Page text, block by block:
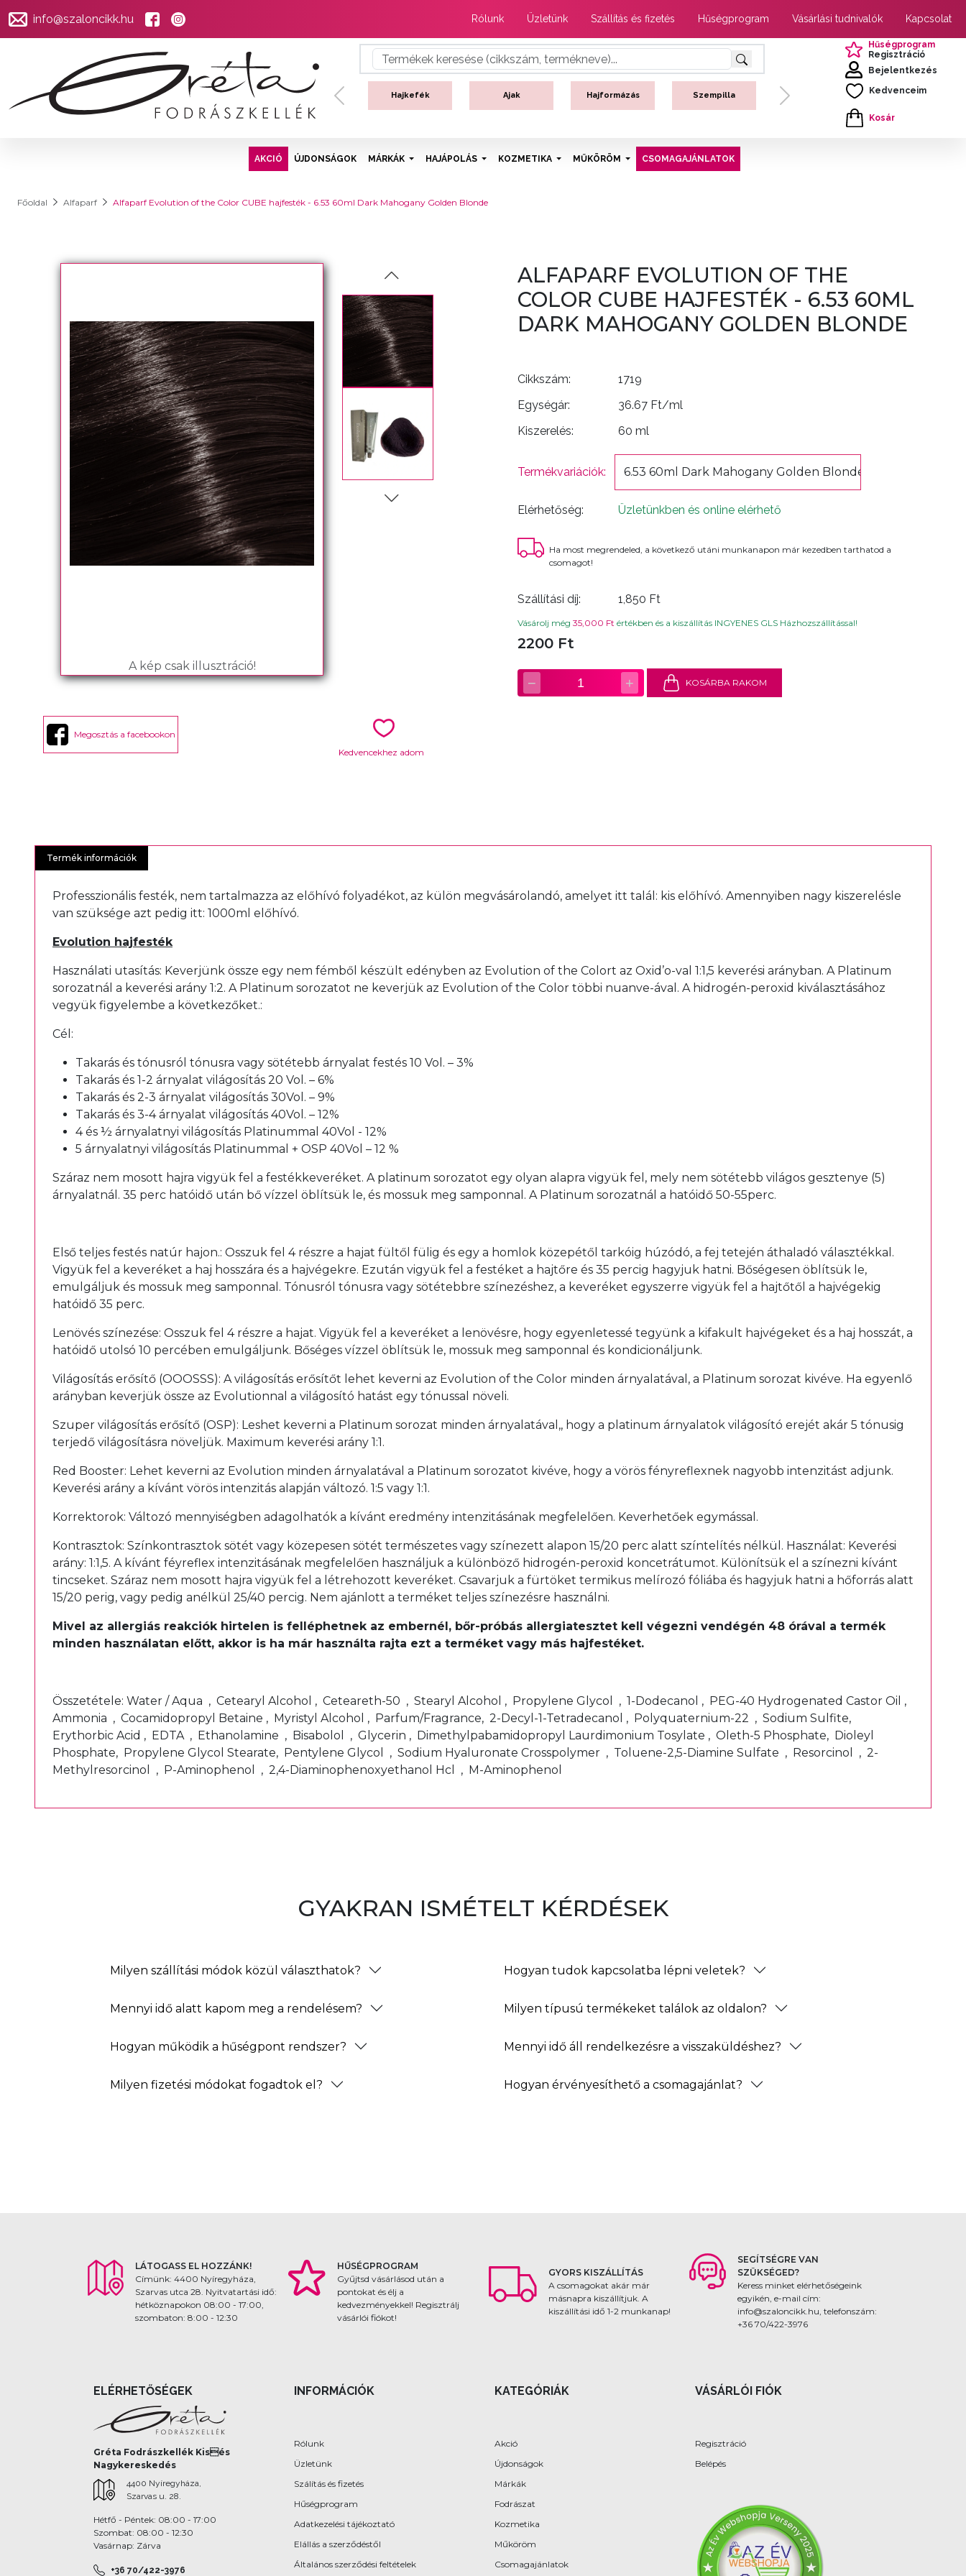
info@szaloncikk.hu Rólunk Üzletünk Szállítás és fizetés Hűségprogram Vásárlási tudnivalók Kapcsolat
Hajkefék Ajak Hajformázás Szempilla
Previous Next
Hűségprogram
Regisztráció
Bejelentkezés
Kedvenceim
Kosár
AKCIÓ ÚJDONSÁGOK MÁRKÁK HAJÁPOLÁS KOZMETIKA MŰKÖRÖM CSOMAGAJÁNLATOK
Főoldal Alfaparf Alfaparf Evolution of the Color CUBE hajfesték - 6.53 60ml Dark Mahogany Golden Blonde
A kép csak illusztráció!
Megosztás a facebookon
Kedvencekhez adom
ALFAPARF EVOLUTION OF THE
COLOR CUBE HAJFESTÉK - 6.53 60ML
DARK MAHOGANY GOLDEN BLONDE
Cikkszám:
1719
Egységár:
36.67 Ft/ml
Kiszerelés:
60 ml
Termékvariációk: 6.53 60ml Dark Mahogany Golden Blonde
Elérhetőség: Üzletünkben és online elérhető
Ha most megrendeled, a következő utáni munkanapon már kezedben tarthatod a
csomagot!
Szállítási díj: 1,850 Ft
Vásárolj még 35,000 Ft értékben és a kiszállítás INGYENES GLS Házhozszállítással!
2200 Ft
− 1 + KOSÁRBA RAKOM
Termék információk
Professzionális festék, nem tartalmazza az előhívó folyadékot, az külön megvásárolandó, amelyet itt talál: kis előhívó. Amennyiben nagy kiszerelésle
van szüksége azt pedig itt: 1000ml előhívó.
Evolution hajfesték
Használati utasítás: Keverjünk össze egy nem fémből készült edényben az Evolution of the Colort az Oxid’o-val 1:1,5 keverési arányban. A Platinum
sorozatnál a keverési arány 1:2. A Platinum sorozatot ne keverjük az Evolution of the Color többi nuanve-ával. A hidrogén-peroxid kiválasztásához
vegyük figyelembe a következőket.:
Cél:
Takarás és tónusról tónusra vagy sötétebb árnyalat festés 10 Vol. – 3%
Takarás és 1-2 árnyalat világosítás 20 Vol. – 6%
Takarás és 2-3 árnyalat világosítás 30Vol. – 9%
Takarás és 3-4 árnyalat világosítás 40Vol. – 12%
4 és ½ árnyalatnyi világosítás Platinummal 40Vol - 12%
5 árnyalatnyi világosítás Platinummal + OSP 40Vol – 12 %
Száraz nem mosott hajra vigyük fel a festékkeveréket. A platinum sorozatot egy olyan alapra vigyük fel, mely nem sötétebb világos gesztenye (5)
árnyalatnál. 35 perc hatóidő után bő vízzel öblítsük le, és mossuk meg samponnal. A Platinum sorozatnál a hatóidő 50-55perc.
Első teljes festés natúr hajon.: Osszuk fel 4 részre a hajat fültől fülig és egy a homlok közepétől tarkóig húzódó, a fej tetején áthaladó választékkal.
Vigyük fel a keveréket a haj hosszára és a hajvégekre. Ezután vigyük fel a festéket a hajtőre és 35 percig hagyjuk hatni. Bőségesen öblítsük le,
emulgáljuk és mossuk meg samponnal. Tónusról tónusra vagy sötétebbre színezéshez, a keveréket egyszerre vigyük fel a hajtőtől a hajvégekig
hatóidő 35 perc.
Lenövés színezése: Osszuk fel 4 részre a hajat. Vigyük fel a keveréket a lenövésre, hogy egyenletessé tegyünk a kifakult hajvégeket és a haj hosszát, a
hatóidő utolsó 10 percében emulgáljunk. Bőséges vízzel öblítsük le, mossuk meg samponnal és kondicionáljunk.
Világosítás erősítő (OOOSSS): A világosítás erősítőt lehet keverni az Evolution of the Color minden árnyalatával, a Platinum sorozat kivéve. Ha egyenlő
arányban keverjük össze az Evolutionnal a világosító hatást egy tónussal növeli.
Szuper világosítás erősítő (OSP): Leshet keverni a Platinum sorozat minden árnyalatával,, hogy a platinum árnyalatok világosító erejét akár 5 tónusig
terjedő világosításra növeljük. Maximum keverési arány 1:1.
Red Booster: Lehet keverni az Evolution minden árnyalatával a Platinum sorozatot kivéve, hogy a vörös fényreflexnek nagyobb intenzitást adjunk.
Keverési arány a kívánt vörös intenzitás alapján változó. 1:5 vagy 1:1.
Korrektorok: Változó mennyiségben adagolhatók a kívánt eredmény intenzitásának megfelelően. Keverhetőek egymással.
Kontrasztok: Színkontrasztok sötét vagy közepesen sötét természetes vagy színezett alapon 15/20 perc alatt színtelítés nélkül. Használat: Keverési
arány: 1:1,5. A kívánt féyreflex intenzitásának megfelelően használjuk a különböző hidrogén-peroxid koncetrátumot. Különítsük el a színezni kívánt
tincseket. Száraz nem mosott hajra vigyük fel a létrehozott keveréket. Csavarjuk a fürtöket termikus melírozó fóliába és hagyjuk hatni a hőforrás alatt
15/20 perig, vagy pedig anélkül 25/40 percig. Nem ajánlott a terméket teljes színezésre használni.
Mivel az allergiás reakciók hirtelen is felléphetnek az embernél, bőr-próbás allergiatesztet kell végezni vendégén 48 órával a termék
minden használatan előtt, akkor is ha már használta rajta ezt a terméket vagy más hajfestéket.
Összetétele: Water / Aqua , Cetearyl Alcohol , Ceteareth-50 , Stearyl Alcohol , Propylene Glycol , 1-Dodecanol , PEG-40 Hydrogenated Castor Oil ,
Ammonia , Cocamidopropyl Betaine , Myristyl Alcohol , Parfum/Fragrance, 2-Decyl-1-Tetradecanol , Polyquaternium-22 , Sodium Sulfite,
Erythorbic Acid , EDTA , Ethanolamine , Bisabolol , Glycerin , Dimethylpabamidopropyl Laurdimonium Tosylate , Oleth-5 Phosphate, Dioleyl
Phosphate, Propylene Glycol Stearate, Pentylene Glycol , Sodium Hyaluronate Crosspolymer , Toluene-2,5-Diamine Sulfate , Resorcinol , 2-
Methylresorcinol , P-Aminophenol , 2,4-Diaminophenoxyethanol Hcl , M-Aminophenol
GYAKRAN ISMÉTELT KÉRDÉSEK
Milyen szállítási módok közül választhatok?
Mennyi idő alatt kapom meg a rendelésem?
Hogyan működik a hűségpont rendszer?
Milyen fizetési módokat fogadtok el?
Hogyan tudok kapcsolatba lépni veletek?
Milyen típusú termékeket találok az oldalon?
Mennyi idő áll rendelkezésre a visszaküldéshez?
Hogyan érvényesíthető a csomagajánlat?
LÁTOGASS EL HOZZÁNK!
Címünk: 4400 Nyíregyháza,
Szarvas utca 28. Nyitvatartási idő:
hétköznapokon 08:00 - 17:00,
szombaton: 8:00 - 12:30
HŰSÉGPROGRAM
Gyűjtsd vásárlásod után a
pontokat és élj a
kedvezményekkel! Regisztrálj
vásárlói fiókot!
GYORS KISZÁLLÍTÁS
A csomagokat akár már
másnapra kiszállítjuk. A
kiszállítási idő 1-2 munkanap!
SEGÍTSÉGRE VAN
SZÜKSÉGED?
Keress minket elérhetőségeink
egyikén, e-mail cím:
info@szaloncikk.hu, telefonszám:
+36 70/422-3976
ELÉRHETŐSÉGEK
Gréta Fodrászkellék Kisés
Nagykereskedés
4400 Nyíregyháza,
Szarvas u. 28.
Hétfő - Péntek: 08:00 - 17:00
Szombat: 08:00 - 12:30
Vasárnap: Zárva
+36 70/422-3976
INFORMÁCIÓK
Rólunk
Üzletünk
Szálítás és fizetés
Hűségprogram
Adatkezelési tájékoztató
Elállás a szerződéstől
Általános szerződési feltételek
KATEGÓRIÁK
Akció
Újdonságok
Márkák
Fodrászat
Kozmetika
Műköröm
Csomagajánlatok
VÁSÁRLÓI FIÓK
Regisztráció
Belépés